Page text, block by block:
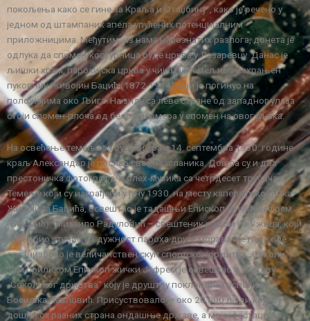
покољења како се гине за Краља и Отаџбину“, како је речено у
једном од штампаних апела упућених потенцијалним
приложницима. Међутим, из нама непознатих разлога, донета је
одлука да спомен-костурница буде црква у Лазаревцу. Данас је
љишки храм, парохијска црква у чијим је темељима сахрањен
пуковник Живојин Бацић (1872-1914) који је погинуо на
положајима око Љига. На зиду са леве стране од западног улаза
стоји спомен-плоча од белог мермера у спомен на овог јунака.
На освећење темеља за будући храм 14. септембра 1930. године
краљ Александар је послао свог изасланика. Дошла су и два
престоничка фотографа, и блех-музика са четрдесет трубача.
Темеље који су изграђени у јуну 1930. на месту капеле пуковника
Живојина Бацића, освештао је тадашњи Епископ жички Јефрем
(Бојовић). Михаило Радуловић – свештеник родом из Ужица, који
је већ био ступио на дужност пароха друге моравачке парохије –
организовао је величанствен скуп спортског друштва „Соколи“.
Том приликом Епископ жички Јефрем је освештао и заставу
„Соколског друштва“ коју је друштву поклонила госпођица
Босиљка Павловић. Присуствовало је око 20.000 људи који су
дошли са разних страна ондашње државе, а манифестација је